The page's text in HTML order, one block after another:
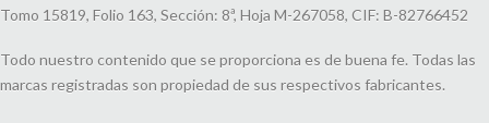
Tomo 15819, Folio 163, Sección: 8ª, Hoja M-267058, CIF: B-82766452
Todo nuestro contenido que se proporciona es de buena fe. Todas las
marcas registradas son propiedad de sus respectivos fabricantes.